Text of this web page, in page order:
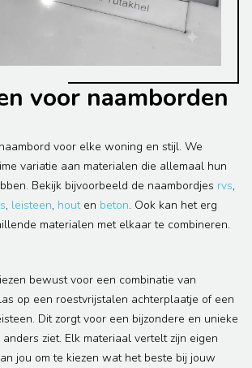
voor naamborden
voor elke woning en stijl. We
variatie aan materialen die allemaal hun
Bekijk bijvoorbeeld de naambordjes rvs,
, leisteen, houten beton. Ook kan het erg
materialen met elkaar te combineren.
bewust voor een combinatie van
op een roestvrijstalen achterplaatje of een
Dit zorgt voor een bijzondere en unieke
ziet. Elk materiaal vertelt zijn eigen
jou om te kiezen wat het beste bij jouw